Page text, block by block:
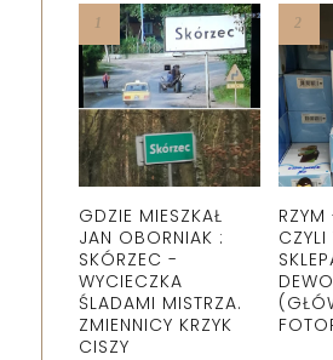
GDZIE MIESZKAŁ
JAN OBORNIAK :
SKÓRZEC -
WYCIECZKA
ŚLADAMI MISTRZA.
ZMIENNICY KRZYK
CISZY